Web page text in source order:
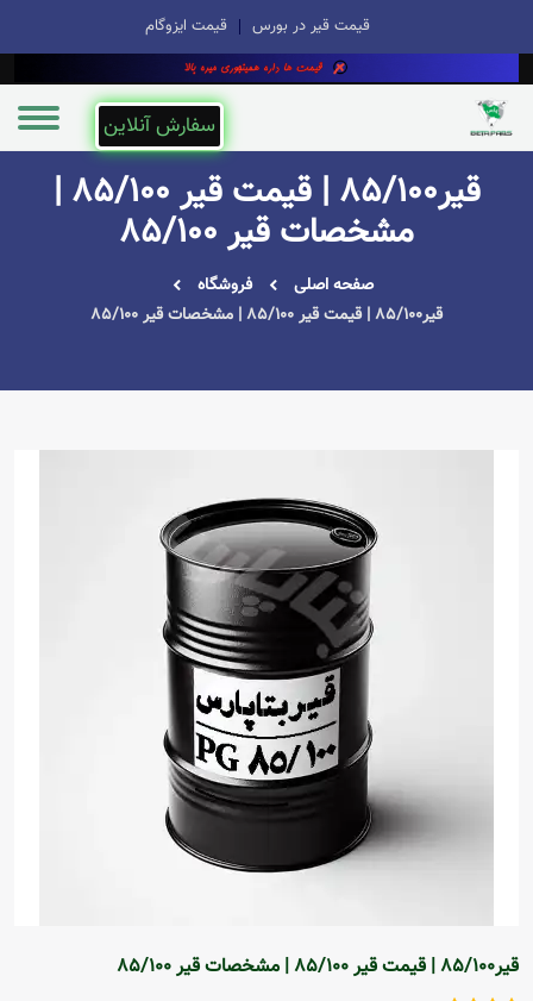
قیمت قیر در بورس قیمت ایزوگام
سفارش آنلاین
قیر85/100 | قیمت قیر 85/100 |
مشخصات قیر 85/100
صفحه اصلی
فروشگاه
قیر85/100 | قیمت قیر 85/100 | مشخصات قیر 85/100
قیر85/100 | قیمت قیر 85/100 | مشخصات قیر 85/100